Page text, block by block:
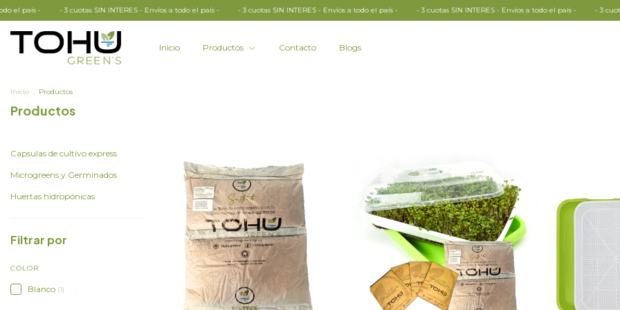
cuotas SIN INTERES - Envíos a todo el país - - 3 cuotas SIN INTERES - Envíos a todo el país - - 3 cuotas SIN INTERES - Envíos a todo el país - - 3 cuotas SIN INTERES -
Inicio Productos Contacto Blogs
Inicio . Productos
Productos
Capsulas de cultivo express
Microgreens y Germinados
Huertas hidropónicas
Filtrar por
COLOR
Blanco (1)